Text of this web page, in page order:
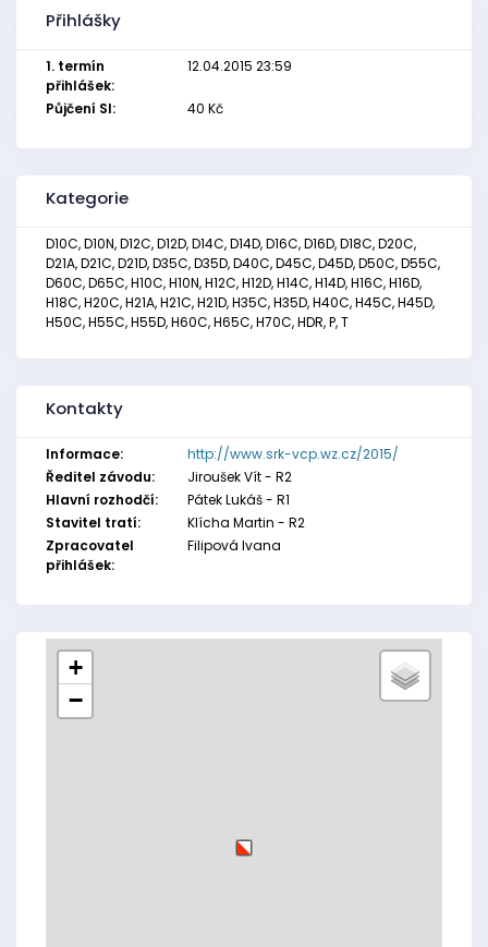
Přihlášky
1. termín
přihlášek:
12.04.2015 23:59
Půjčení SI: 40 Kč
Kategorie
D10C, D10N, D12C, D12D, D14C, D14D, D16C, D16D, D18C, D20C,
D21A, D21C, D21D, D35C, D35D, D40C, D45C, D45D, D50C, D55C,
D60C, D65C, H10C, H10N, H12C, H12D, H14C, H14D, H16C, H16D,
H18C, H20C, H21A, H21C, H21D, H35C, H35D, H40C, H45C, H45D,
H50C, H55C, H55D, H60C, H65C, H70C, HDR, P, T
Kontakty
Informace:
http://www.srk-vcp.wz.cz/2015/
Ředitel závodu:
Jiroušek Vít - R2
Hlavní rozhodčí:
Pátek Lukáš - R1
Stavitel tratí:
Klícha Martin - R2
Zpracovatel
přihlášek:
Filipová Ivana
+
−